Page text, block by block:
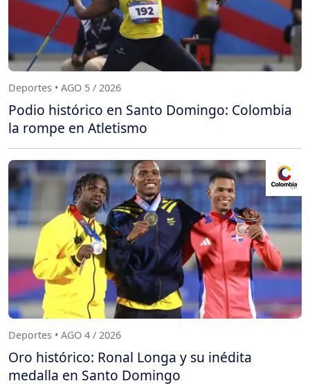
Deportes • AGO 5 / 2026
Podio histórico en Santo Domingo: Colombia
la rompe en Atletismo
Deportes • AGO 4 / 2026
Oro histórico: Ronal Longa y su inédita
medalla en Santo Domingo